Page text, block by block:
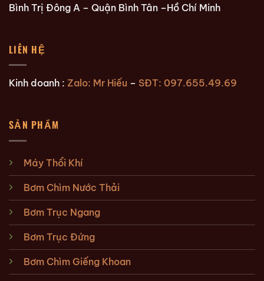
Bình Trị Đông A – Quận Bình Tân –Hồ Chí Minh
LIÊN HỆ
Kinh doanh : Zalo: Mr Hiếu – SĐT: 097.655.49.69
SẢN PHẨM
Máy Thổi Khí
Bơm Chìm Nước Thải
Bơm Trục Ngang
Bơm Trục Đứng
Bơm Chìm Giếng Khoan